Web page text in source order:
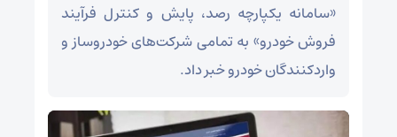
«سامانه یکپارچه رصد، پایش و کنترل فرآیند
فروش خودرو» به تمامی شرکت‌های خودروساز و
واردکنندگان خودرو خبر داد.